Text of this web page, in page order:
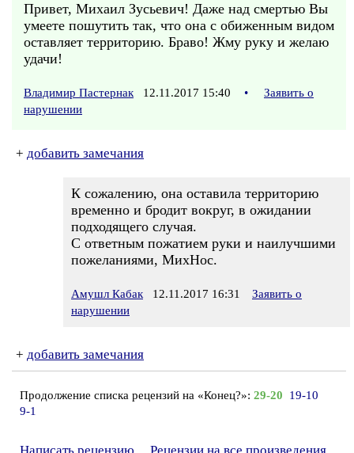
Привет, Михаил Зусьевич! Даже над смертью Вы
умеете пошутить так, что она с обиженным видом
оставляет территорию. Браво! Жму руку и желаю
удачи!
Владимир Пастернак 12.11.2017 15:40 •
Заявить о
нарушении
+ добавить замечания
К сожалению, она оставила территорию
временно и бродит вокруг, в ожидании
подходящего случая.
С ответным пожатием руки и наилучшими
пожеланиями, МихНос.
Амушл Кабак 12.11.2017 16:31
Заявить о
нарушении
+ добавить замечания
Продолжение списка рецензий на «Конец?»: 29-20
19-10
9-1